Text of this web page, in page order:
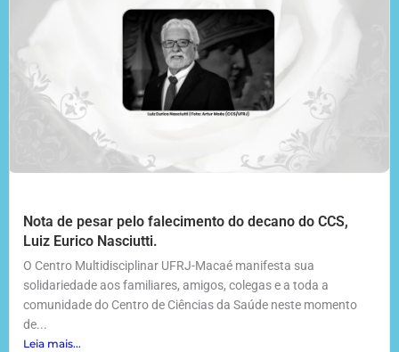
Nota de pesar pelo falecimento do decano do CCS,
Luiz Eurico Nasciutti.
O Centro Multidisciplinar UFRJ-Macaé manifesta sua
solidariedade aos familiares, amigos, colegas e a toda a
comunidade do Centro de Ciências da Saúde neste momento
de...
Leia mais...